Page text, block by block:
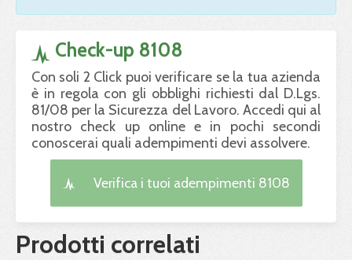
Check-up 8108
Con soli 2 Click puoi verificare se la tua azienda
è in regola con gli obblighi richiesti dal D.Lgs.
81/08 per la Sicurezza del Lavoro. Accedi qui al
nostro check up online e in pochi secondi
conoscerai quali adempimenti devi assolvere.
Verifica i tuoi adempimenti 8108
Prodotti correlati